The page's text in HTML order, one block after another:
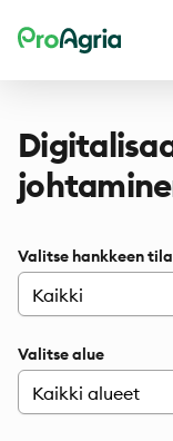
ProAgria
Valitse hankkeen tila
Valitse alue